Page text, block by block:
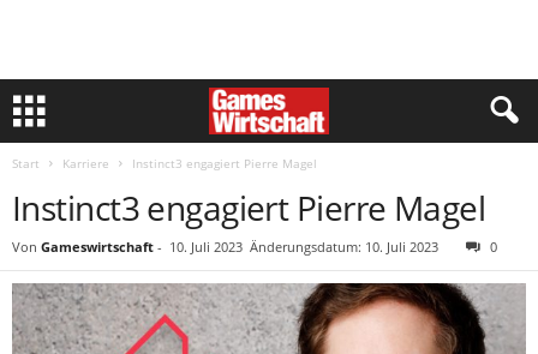
Start Karriere Instinct3 engagiert Pierre Magel
Instinct3 engagiert Pierre Magel
Von Gameswirtschaft - 10. Juli 2023 Änderungsdatum: 10. Juli 2023 0